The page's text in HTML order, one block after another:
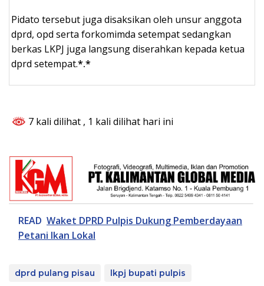
Pidato tersebut juga disaksikan oleh unsur anggota
dprd, opd serta forkomimda setempat sedangkan
berkas LKPJ juga langsung diserahkan kepada ketua
dprd setempat.*.*
7 kali dilihat , 1 kali dilihat hari ini
READ Waket DPRD Pulpis Dukung Pemberdayaan
Petani Ikan Lokal
dprd pulang pisau lkpj bupati pulpis